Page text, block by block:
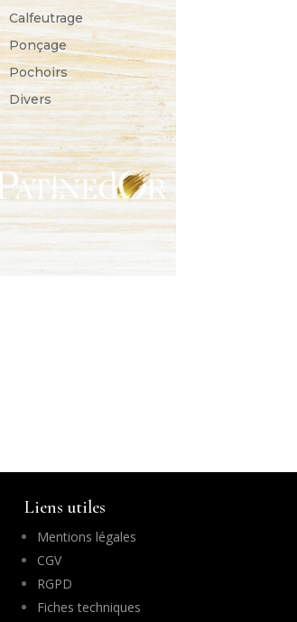
Calfeutrage
Ponçage
Pochoirs
Divers
Liens utiles
Mentions légales
CGV
RGPD
Fiches techniques